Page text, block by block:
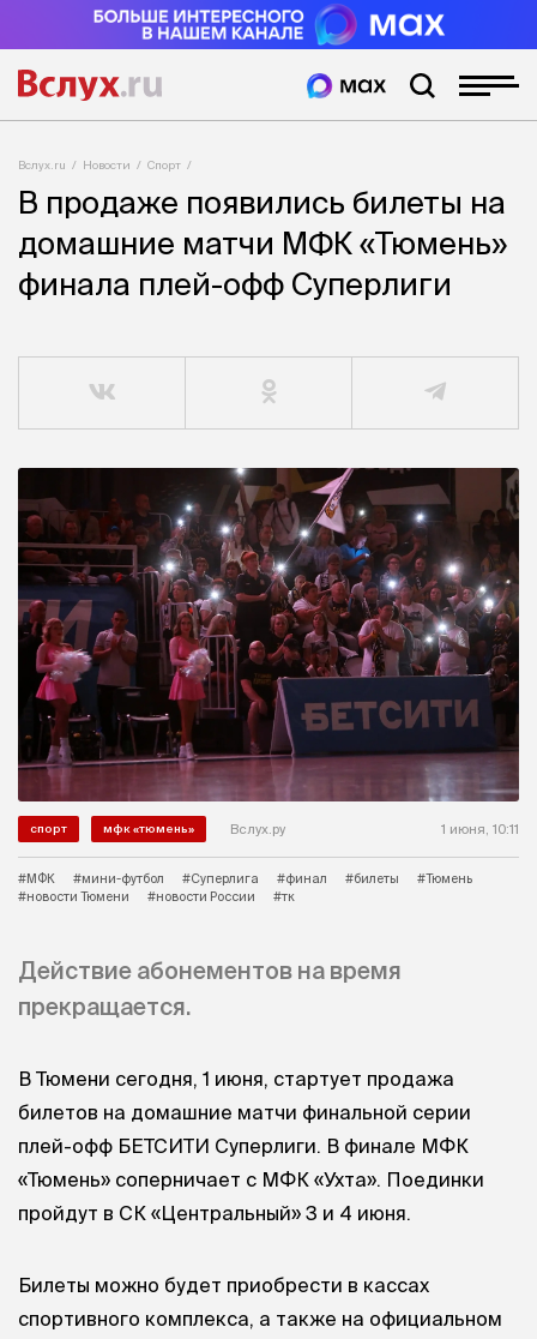
Вслух.ru Новости Спорт
В продаже появились билеты на
домашние матчи МФК «Тюмень»
финала плей-офф Суперлиги
спорт мфк «тюмень» Вслух.ру 1 июня, 10:11
#МФК #мини-футбол #Суперлига #финал #билеты
#Тюмень
#новости Тюмени
#новости России #тк
Действие абонементов на время
прекращается.
В Тюмени сегодня, 1 июня, стартует продажа
билетов на домашние матчи финальной серии
плей-офф БЕТСИТИ Суперлиги. В финале МФК
«Тюмень» соперничает с МФК «Ухта». Поединки
пройдут в СК «Центральный» 3 и 4 июня.
Билеты можно будет приобрести в кассах
спортивного комплекса, а также на официальном